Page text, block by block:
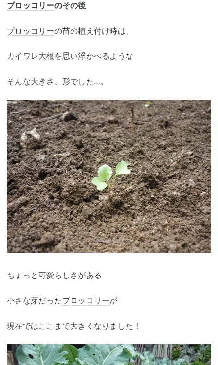
ブロッコリーのその後
ブロッコリーの苗の植え付け時は、
カイワレ大根 を思い浮かべるような
そんな大きさ、形でした…。
ちょっと可愛らしさがある
小さな芽だったブロッコリーが
現在ではここまで大きくなりました！